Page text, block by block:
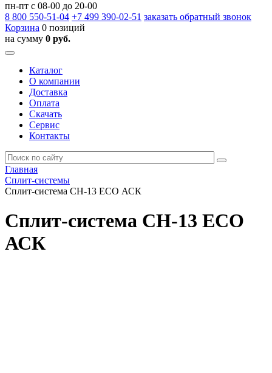
пн-пт с 08-00 до 20-00
8 800 550-51-04 +7 499 390-02-51 заказать обратный звонок
Корзина 0 позиций
на сумму 0 руб.
Каталог
О компании
Доставка
Оплата
Скачать
Сервис
Контакты
Главная
Сплит-системы
Сплит-система СН-13 ECO АСК
Сплит-система СН-13 ECO
АСК